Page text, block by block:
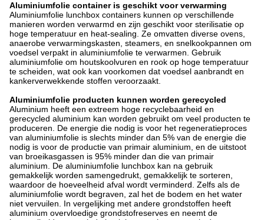
Aluminiumfolie container is geschikt voor verwarming
Aluminiumfolie lunchbox containers kunnen op verschillende
manieren worden verwarmd en zijn geschikt voor sterilisatie op
hoge temperatuur en heat-sealing. Ze omvatten diverse ovens,
anaerobe verwarmingskasten, steamers, en snelkookpannen om
voedsel verpakt in aluminiumfolie te verwarmen. Gebruik
aluminiumfolie om houtskoolvuren en rook op hoge temperatuur
te scheiden, wat ook kan voorkomen dat voedsel aanbrandt en
kankerverwekkende stoffen veroorzaakt.
Aluminiumfolie producten kunnen worden gerecycled
Aluminium heeft een extreem hoge recyclebaarheid en
gerecycled aluminium kan worden gebruikt om veel producten te
produceren. De energie die nodig is voor het regeneratieproces
van aluminiumfolie is slechts minder dan 5% van de energie die
nodig is voor de productie van primair aluminium, en de uitstoot
van broeikasgassen is 95% minder dan die van primair
aluminium. De aluminiumfolie lunchbox kan na gebruik
gemakkelijk worden samengedrukt, gemakkelijk te sorteren,
waardoor de hoeveelheid afval wordt verminderd. Zelfs als de
aluminiumfolie wordt begraven, zal het de bodem en het water
niet vervuilen. In vergelijking met andere grondstoffen heeft
aluminium overvloedige grondstofreserves en neemt de